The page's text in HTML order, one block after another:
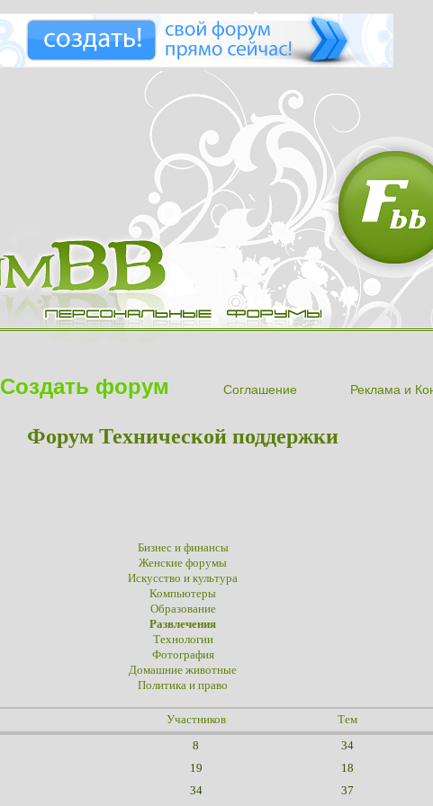
Создать форум Соглашение Реклама и
Форум Технической поддержки
Бизнес и финансы
Женские форумы
Искусство и культура
Компьютеры
Образование
Развлечения
Технологии
Фотография
Домашние животные
Политика и право
Участников Тем
8 34
19 18
34 37